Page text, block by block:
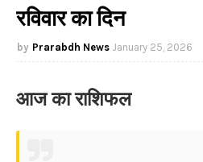
रविवार का दिन
Prarabdh News January 25, 2026
आज का राशिफल